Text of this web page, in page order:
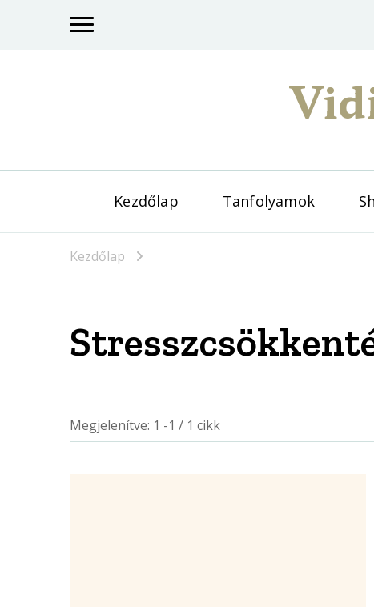
Kezdőlap Tanfolyamok
Kezdőlap
Megjelenítve: 1 -1 / 1 cikk